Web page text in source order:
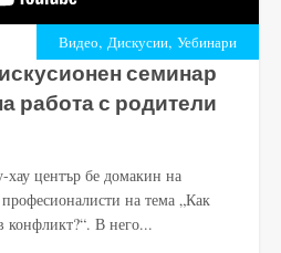
Видео, Дискусии, Уебинари
семинар
работа с родители
център бе домакин на
на тема „Как
конфликт?“. В него...